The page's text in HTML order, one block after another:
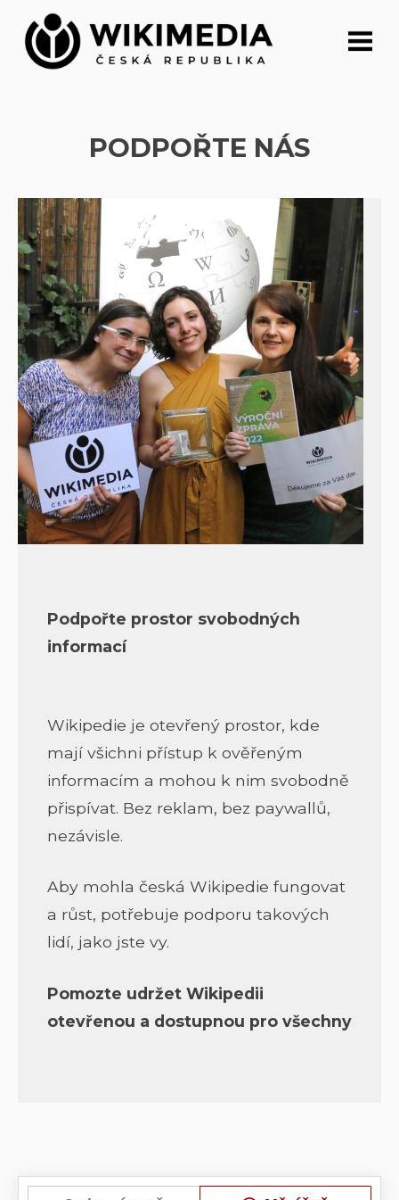
Přeskočit
obsah
PODPOŘTE NÁS
Podpořte prostor svobodných
informací
Wikipedie je otevřený prostor, kde
mají všichni přístup k ověřeným
informacím a mohou k nim svobodně
přispívat. Bez reklam, bez paywallů,
nezávisle.
Aby mohla česká Wikipedie fungovat
a růst, potřebuje podporu takových
lidí, jako jste vy.
Pomozte udržet Wikipedii
otevřenou a dostupnou pro všechny